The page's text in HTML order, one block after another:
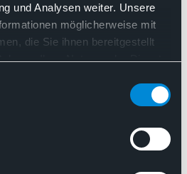
und Analysen weiter. Unsere
möglicherweise mit
die Sie ihnen bereitgestellt
Ihrer Nutzung der Dienste
Webseite weiterhin nutzen.
BDP
Pathologische
zur
Medizin